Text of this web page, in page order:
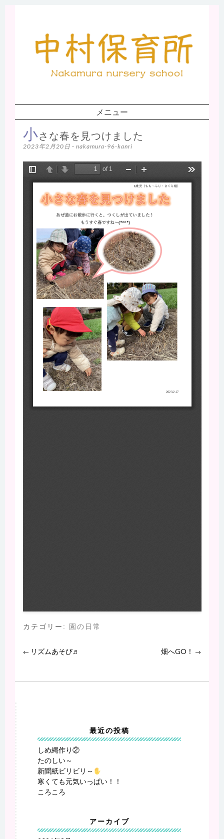
中村保育所ホ
ームページ
メニュー
コンテンツへスキップ
小さな春を見つけました
2023年2月20日 - nakamura-96-kanri
カテゴリー: 園の日常
投稿ナビゲーション
← リズムあそび♬ 畑へGO！ →
最近の投稿
しめ縄作り②
たのしい～
新聞紙ビリビリ～
寒くても元気いっぱい！！
ころころ
アーカイブ